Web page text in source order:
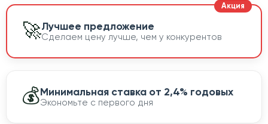
🚀Лучшее предложение
Сделаем цену лучше, чем у конкурентов
💰Минимальная ставка от 2,4% годовых
Экономьте с первого дня